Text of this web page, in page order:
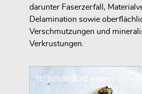
darunter Faserzerfall,
Delamination sowie
Verschmutzungen und
Verkrustungen.